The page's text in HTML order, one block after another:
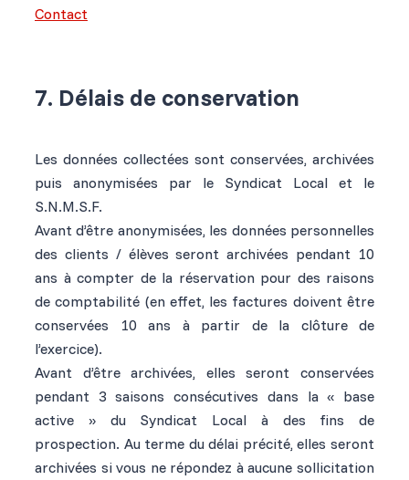
Contact
7. Délais de conservation
Les données collectées sont conservées, archivées
puis anonymisées par le Syndicat Local et le
S.N.M.S.F.
Avant d’être anonymisées, les données personnelles
des clients / élèves seront archivées pendant 10
ans à compter de la réservation pour des raisons
de comptabilité (en effet, les factures doivent être
conservées 10 ans à partir de la clôture de
l’exercice).
Avant d’être archivées, elles seront conservées
pendant 3 saisons consécutives dans la « base
active » du Syndicat Local à des fins de
prospection. Au terme du délai précité, elles seront
archivées si vous ne répondez à aucune sollicitation